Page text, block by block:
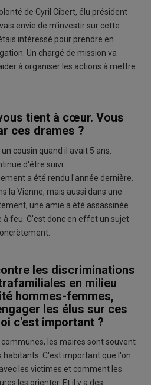
de Cyril Cibert, élu président
envie de m'investir sur cette
intéressé pour prendre en
Un chargé de mission va
à organiser les actions à mettre
tient à cœur. Vous
ces drames ?
cousin quand il avait 5 ans.
d'être suivi
a été rendu l'année dernière.
la Vienne, mais aussi dans une
une amie a été assassinée
à feu. C'est donc en effet un sujet
les discriminations
en milieu
hommes-femmes,
les élus sur ces
c'est important ?
les maires sont souvent
habitants. C'est important que l'on
les victimes et comment les
les orienter. Et il y a des